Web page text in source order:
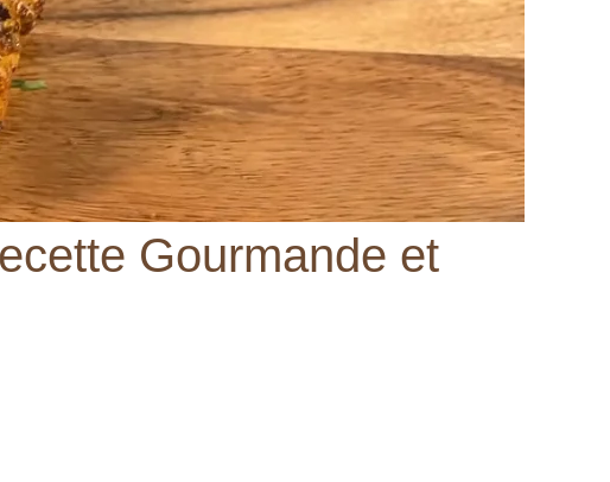
Gourmande et